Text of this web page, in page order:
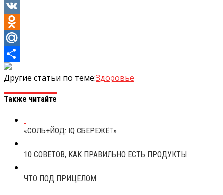
Twitter
VK
Odnoklassniki
Mail.Ru
Отправить
Другие статьи по теме:Здоровье
Также читайте
«СОЛЬ+ЙОД: IQ СБЕРЕЖЁТ»
10 СОВЕТОВ, КАК ПРАВИЛЬНО ЕСТЬ ПРОДУКТЫ
ЧТО ПОД ПРИЦЕЛОМ